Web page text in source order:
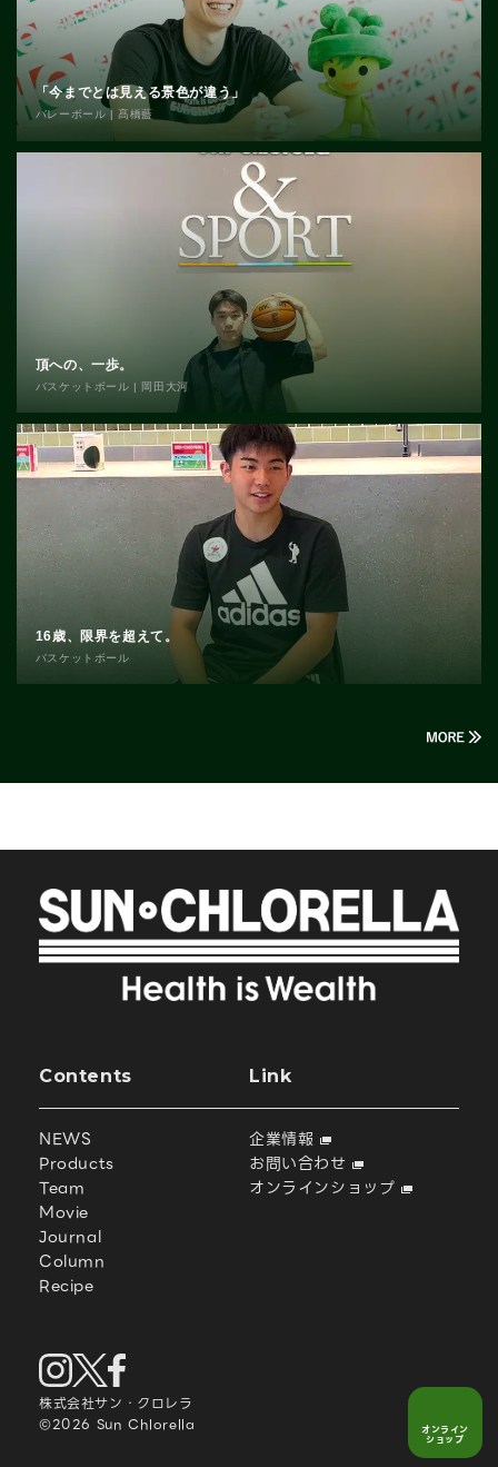
オンライン
ショップ
「今までとは見える景色が違う」
バレーボール | 髙橋藍
頂への、一歩。
バスケットボール | 岡田大河
16歳、限界を超えて。
バスケットボール
Contents
NEWS
Products
Team
Movie
Journal
Column
Recipe
Link
企業情報
お問い合わせ
オンラインショップ
株式会社サン・クロレラ
©2026 Sun Chlorella